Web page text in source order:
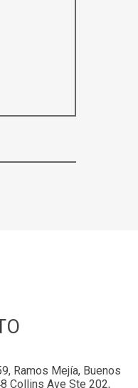
Ramos Mejía, Buenos
Collins Ave Ste 202,